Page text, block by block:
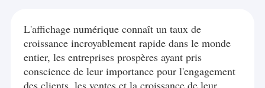
L'affichage numérique connaît un taux de
croissance incroyablement rapide dans le monde
entier, les entreprises prospères ayant pris
conscience de leur importance pour l'engagement